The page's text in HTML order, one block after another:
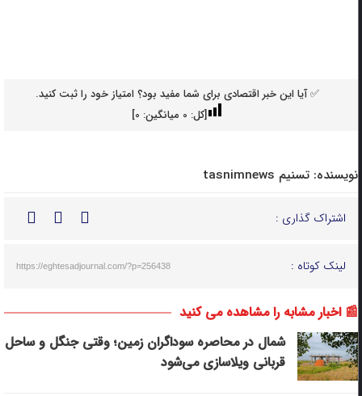
✅ آیا این خبر اقتصادی برای شما مفید بود؟ امتیاز خود را ثبت کنید.
[کل: 0میانگین: 0
]
نویسنده: تسنیم tasnimnews
اشتراک گذاری :
لینک کوتاه : https://eghtesadjournal.com/?p=256438
📰 اخبار مشابه را مشاهده می کنید
شمال در محاصره سوداگران زمین؛ وقتی جنگل و ساحل
قربانی ویلاسازی می‌شود